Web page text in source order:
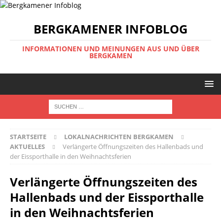
BERGKAMENER INFOBLOG
INFORMATIONEN UND MEINUNGEN AUS UND ÜBER
BERGKAMEN
STARTSEITE
LOKALNACHRICHTEN BERGKAMEN
AKTUELLES
Verlängerte Öffnungszeiten des Hallenbads und
der Eissporthalle in den Weihnachtsferien
Verlängerte Öffnungszeiten des
Hallenbads und der Eissporthalle
in den Weihnachtsferien